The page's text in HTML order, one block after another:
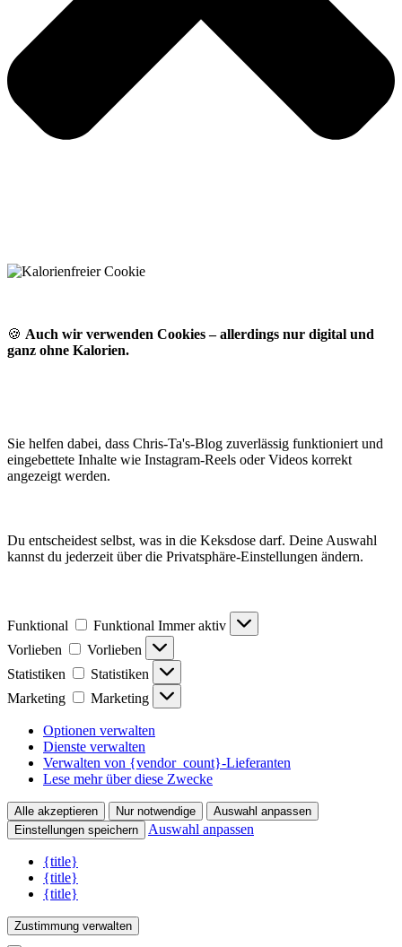
🍪 Auch wir verwenden Cookies – allerdings nur digital und
ganz ohne Kalorien.
Sie helfen dabei, dass Chris-Ta's-Blog zuverlässig funktioniert und
eingebettete Inhalte wie Instagram-Reels oder Videos korrekt
angezeigt werden.
Du entscheidest selbst, was in die Keksdose darf. Deine Auswahl
kannst du jederzeit über die Privatsphäre-Einstellungen ändern.
Funktional Funktional Immer aktiv
Vorlieben
Vorlieben
Statistiken
Statistiken
Marketing
Marketing
Optionen verwalten
Dienste verwalten
Verwalten von {vendor_count}-Lieferanten
Lese mehr über diese Zwecke
Alle akzeptieren Nur notwendige
Auswahl anpassen
Einstellungen speichern
Auswahl anpassen
{title}
{title}
{title}
Zustimmung verwalten